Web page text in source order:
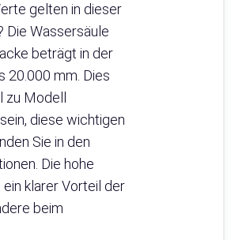
gelten in dieser
Die Wassersäule
beträgt in der
20.000 mm. Dies
Modell
diese wichtigen
Sie in den
Die hohe
klarer Vorteil der
beim